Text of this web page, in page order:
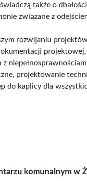
także o
związane z
rozwijaniu
projektowanie
do kaplicy dla
komunalnym w